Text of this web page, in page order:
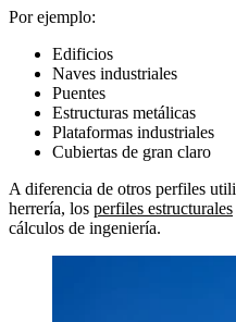
Por ejemplo:
Edificios
Naves industriales
Puentes
Estructuras metálicas
Plataformas industriales
Cubiertas de gran claro
A diferencia de otros perfiles
herrería, los perfiles estructurales
cálculos de ingeniería.